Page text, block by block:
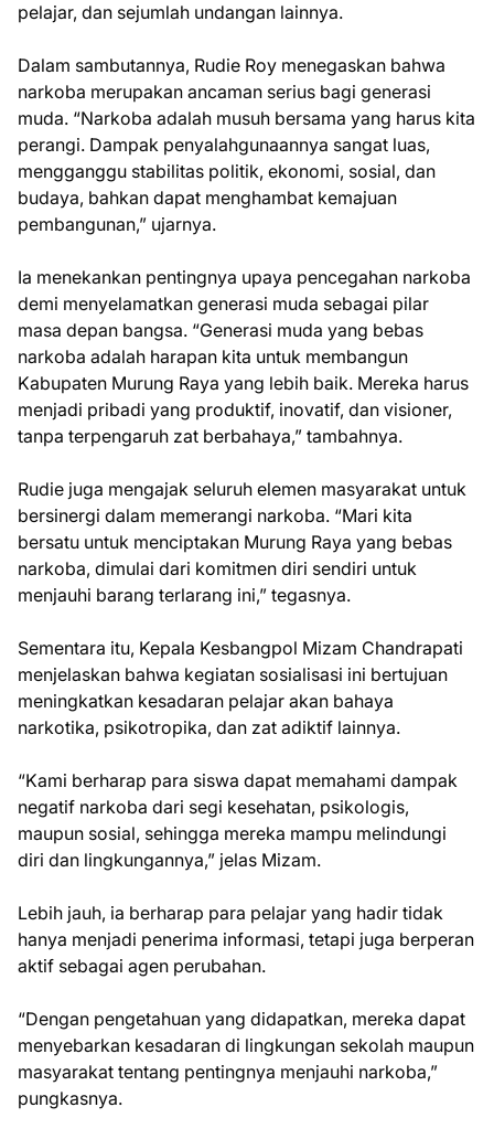
pelajar, dan sejumlah undangan lainnya.
Dalam sambutannya, Rudie Roy menegaskan bahwa
narkoba merupakan ancaman serius bagi generasi
muda. “Narkoba adalah musuh bersama yang harus kita
perangi. Dampak penyalahgunaannya sangat luas,
mengganggu stabilitas politik, ekonomi, sosial, dan
budaya, bahkan dapat menghambat kemajuan
pembangunan,” ujarnya.
Ia menekankan pentingnya upaya pencegahan narkoba
demi menyelamatkan generasi muda sebagai pilar
masa depan bangsa. “Generasi muda yang bebas
narkoba adalah harapan kita untuk membangun
Kabupaten Murung Raya yang lebih baik. Mereka harus
menjadi pribadi yang produktif, inovatif, dan visioner,
tanpa terpengaruh zat berbahaya,” tambahnya.
Rudie juga mengajak seluruh elemen masyarakat untuk
bersinergi dalam memerangi narkoba. “Mari kita
bersatu untuk menciptakan Murung Raya yang bebas
narkoba, dimulai dari komitmen diri sendiri untuk
menjauhi barang terlarang ini,” tegasnya.
Sementara itu, Kepala Kesbangpol Mizam Chandrapati
menjelaskan bahwa kegiatan sosialisasi ini bertujuan
meningkatkan kesadaran pelajar akan bahaya
narkotika, psikotropika, dan zat adiktif lainnya.
“Kami berharap para siswa dapat memahami dampak
negatif narkoba dari segi kesehatan, psikologis,
maupun sosial, sehingga mereka mampu melindungi
diri dan lingkungannya,” jelas Mizam.
Lebih jauh, ia berharap para pelajar yang hadir tidak
hanya menjadi penerima informasi, tetapi juga berperan
aktif sebagai agen perubahan.
“Dengan pengetahuan yang didapatkan, mereka dapat
menyebarkan kesadaran di lingkungan sekolah maupun
masyarakat tentang pentingnya menjauhi narkoba,”
pungkasnya.